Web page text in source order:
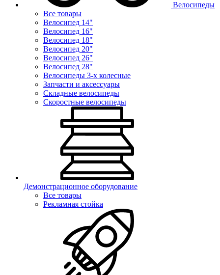
Велосипеды
Все товары
Велосипед 14"
Велосипед 16"
Велосипед 18"
Велосипед 20"
Велосипед 26"
Велосипед 28"
Велосипеды 3-х колесные
Запчасти и аксессуары
Складные велосипеды
Скоростные велосипеды
Демонстрационное оборудование
Все товары
Рекламная стойка